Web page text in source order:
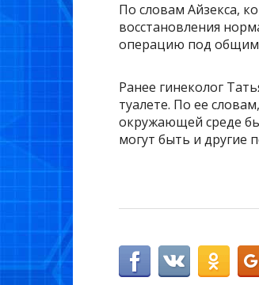
По словам Айзекса,
восстановления
операцию под общим
Ранее гинеколог
туалете. По ее
окружающей среде
могут быть и другие